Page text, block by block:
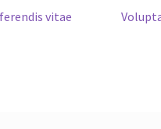
vitae
Next